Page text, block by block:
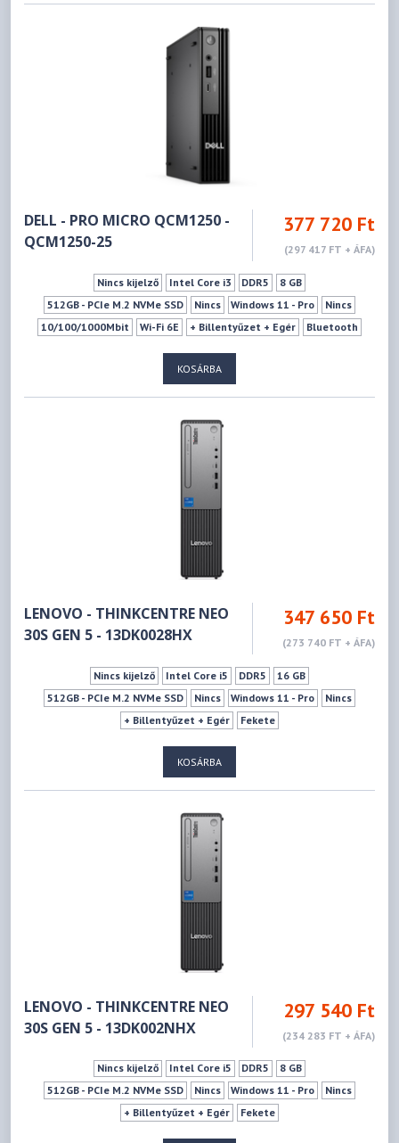
DELL - PRO MICRO QCM1250 -
QCM1250-25
377 720 Ft
(297 417 FT + ÁFA)
Nincs kijelző Intel Core i3 DDR5
8 GB
512GB - PCIe M.2 NVMe SSD
Nincs Windows 11 - Pro
Nincs
10/100/1000Mbit
Wi-Fi 6E + Billentyűzet + Egér
Bluetooth
KOSÁRBA
LENOVO - THINKCENTRE NEO
30S GEN 5 - 13DK0028HX
347 650 Ft
(273 740 FT + ÁFA)
Nincs kijelző Intel Core i5 DDR5
16 GB
512GB - PCIe M.2 NVMe SSD
Nincs Windows 11 - Pro
Nincs
+ Billentyűzet + Egér
Fekete
KOSÁRBA
LENOVO - THINKCENTRE NEO
30S GEN 5 - 13DK002NHX
297 540 Ft
(234 283 FT + ÁFA)
Nincs kijelző Intel Core i5 DDR5
8 GB
512GB - PCIe M.2 NVMe SSD
Nincs Windows 11 - Pro
Nincs
+ Billentyűzet + Egér
Fekete